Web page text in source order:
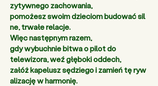
zytywnego zachowania,
pomożesz swoim dzieciom budować sil
ne, trwałe relacje.
Więc następnym razem,
gdy wybuchnie bitwa o pilot do
telewizora, weź głęboki oddech,
załóż kapelusz sędziego i zamień tę ryw
alizację w harmonię.